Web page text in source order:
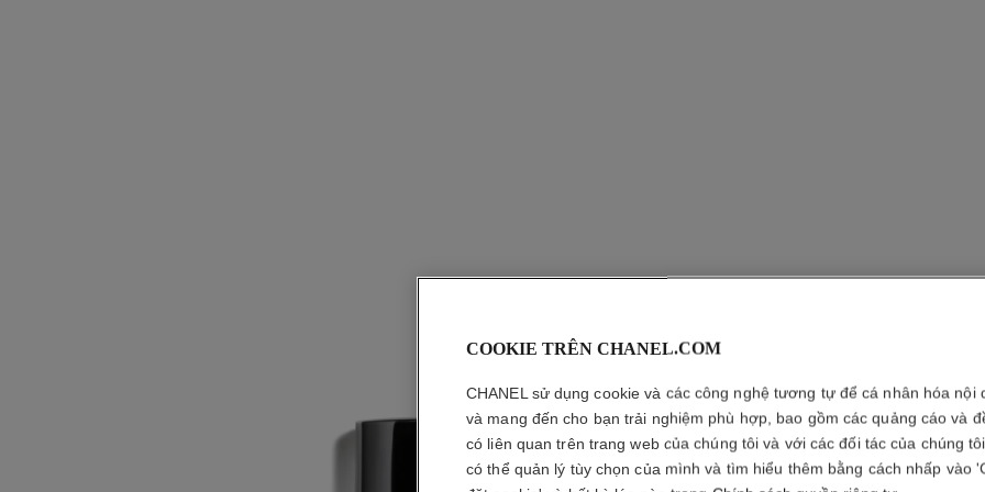
Sơn Móng Bền
Xem thêm chi tiết
Tham chiếu
COOKIE TRÊN CHANEL.COM
CHANEL sử dụng cookie và các công nghệ tương tự để cá nhân hóa nội
và mang đến cho bạn trải nghiệm phù hợp, bao gồm các quảng cáo và
có liên quan trên trang web của chúng tôi và với các đối tác của chúng
có thể quản lý tùy chọn của mình và tìm hiểu thêm bằng cách nhấp vào